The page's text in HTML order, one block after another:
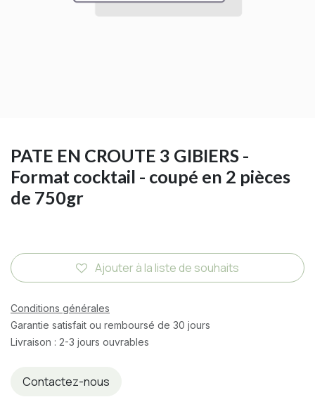
PATE EN CROUTE 3 GIBIERS -
Format cocktail - coupé en 2 pièces
de 750gr
Ajouter à la liste de souhaits
Conditions générales
Garantie satisfait ou remboursé de 30 jours
Livraison : 2-3 jours ouvrables
Contactez-nous